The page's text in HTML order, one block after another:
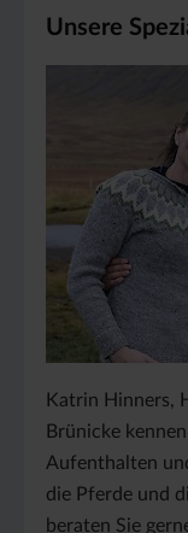
Unsere
Katrin Hinners,
Brünicke
Aufenthalten
die Pferde und
beraten Sie